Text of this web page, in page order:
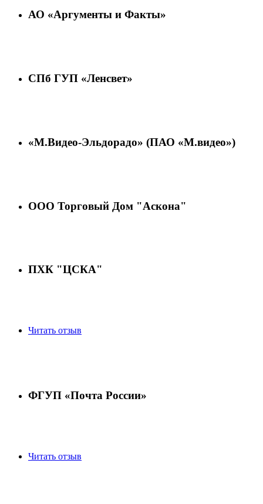
АО «Аргументы и Факты»
СПб ГУП «Ленсвет»
«М.Видео-Эльдорадо» (ПАО «М.видео»)
ООО Торговый Дом "Аскона"
ПХК "ЦСКА"
Читать отзыв
ФГУП «Почта России»
Читать отзыв